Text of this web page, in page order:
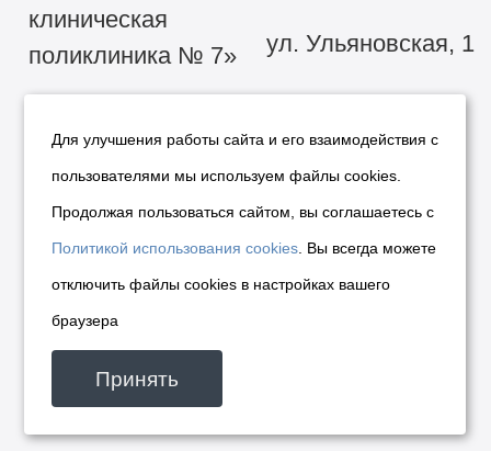
клиническая
поликлиника № 7»
ул. Ульяновская, 1
Для улучшения работы сайта и его взаимодействия с
пользователями мы используем файлы cookies.
Продолжая пользоваться сайтом, вы соглашаетесь с
Политикой использования cookies . Вы всегда можете
отключить файлы cookies в настройках вашего
браузера
Принять